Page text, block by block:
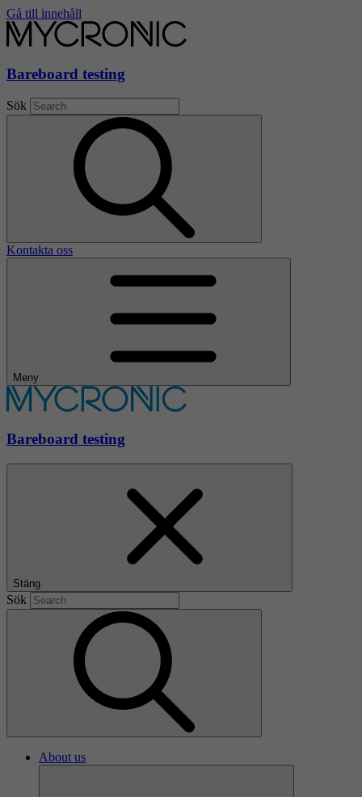
Gå till innehåll
Bareboard testing
Sök
Kontakta oss
Meny
Bareboard testing
Stäng
Sök
About us